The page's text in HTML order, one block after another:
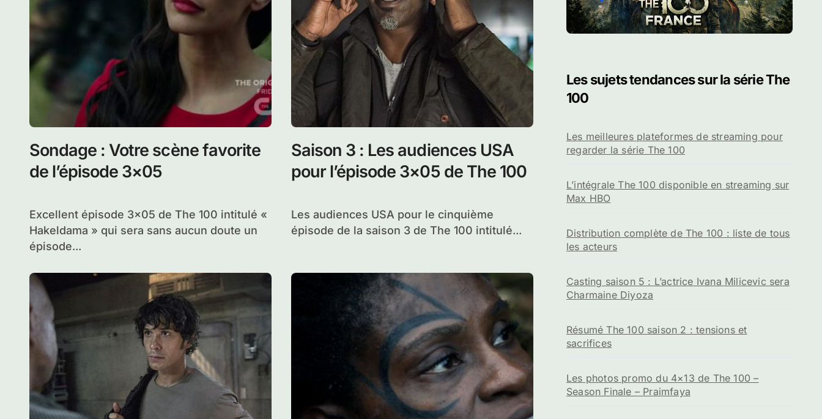
Sondage : Votre scène favorite
de l’épisode 3×05
Excellent épisode 3×05 de The 100 intitulé «
Hakeldama » qui sera sans aucun doute un
épisode...
Saison 3 : Les audiences USA
pour l’épisode 3×05 de The 100
Les audiences USA pour le cinquième
épisode de la saison 3 de The 100 intitulé...
Les sujets tendances sur la série The
100
Les meilleures plateformes de streaming pour
regarder la série The 100
L’intégrale The 100 disponible en streaming sur
Max HBO
Distribution complète de The 100 : liste de tous
les acteurs
Casting saison 5 : L’actrice Ivana Milicevic sera
Charmaine Diyoza
Résumé The 100 saison 2 : tensions et
sacrifices
Les photos promo du 4×13 de The 100 –
Season Finale – Praimfaya